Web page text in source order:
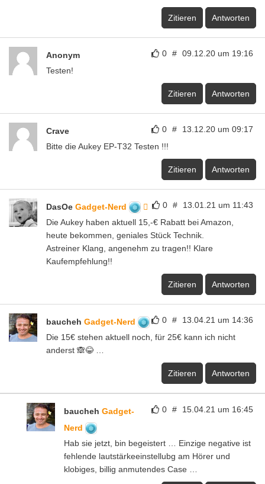
Zitieren Antworten
0 # 09.12.20 um 19:16
Anonym
Testen!
Zitieren Antworten
0 # 13.12.20 um 09:17
Crave
Bitte die Aukey EP-T32 Testen !!!
Zitieren Antworten
0 # 13.01.21 um 11:43
DasOe Gadget-Nerd
Die Aukey haben aktuell 15,-€ Rabatt bei Amazon,
heute bekommen, geniales Stück Technik.
Astreiner Klang, angenehm zu tragen!! Klare
Kaufempfehlung!!
Zitieren Antworten
0 # 13.04.21 um 14:36
baucheh Gadget-Nerd
Die 15€ stehen aktuell noch, für 25€ kann ich nicht
anderst 🙈😂 …
Zitieren Antworten
0 # 15.04.21 um 16:45
baucheh Gadget-
Nerd
Hab sie jetzt, bin begeistert … Einzige negative ist
fehlende lautstärkeeinstellubg am Hörer und
klobiges, billig anmutendes Case …